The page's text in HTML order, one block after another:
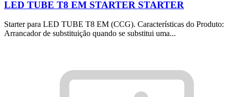
LED TUBE T8 EM STARTER STARTER
Starter para LED TUBE T8 EM (CCG). Características do Produto:
Arrancador de substituição quando se substitui uma...